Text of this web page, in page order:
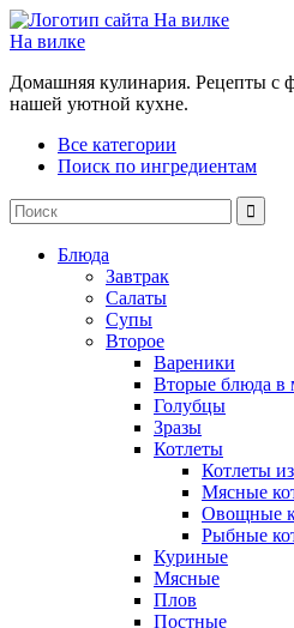
На вилке
Домашняя кулинария. Рецепты с
нашей уютной кухне.
Все категории
Поиск по ингредиентам
Блюда
Завтрак
Салаты
Супы
Второе
Вареники
Вторые блюда в
Голубцы
Зразы
Котлеты
Котлеты
Мясные
Овощные
Рыбные
Куриные
Мясные
Плов
Постные